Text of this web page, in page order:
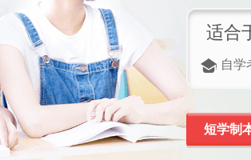
适合
自学
短学制